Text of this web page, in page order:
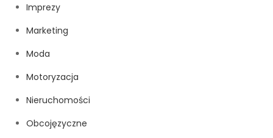
Imprezy
Marketing
Moda
Motoryzacja
Nieruchomości
Obcojęzyczne